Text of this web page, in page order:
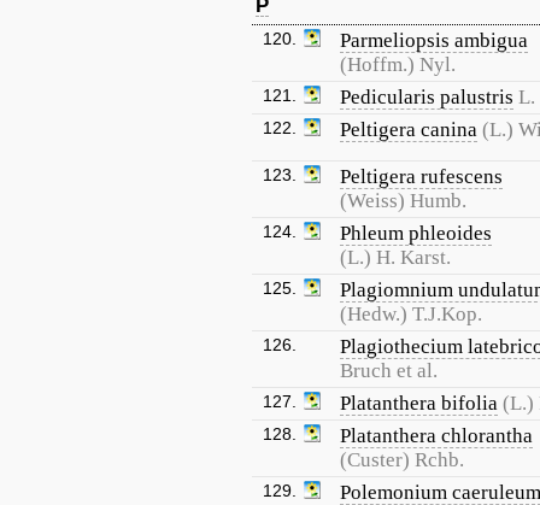
P
120.
Parmeliopsis ambigua
(Hoffm.) Nyl.
121. Pedicularis palustris L.
122. Peltigera canina (L.)
123.
Peltigera rufescens
(Weiss) Humb.
124.
Phleum phleoides
(L.) H. Karst.
125.
Plagiomnium
(Hedw.) T.J.Kop.
126.
Plagiothecium
Bruch et al.
127. Platanthera bifolia (L.)
128.
Platanthera chlorantha
(Custer) Rchb.
129. Polemonium caeruleum